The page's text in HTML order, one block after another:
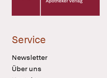
Service
Newsletter
Über uns